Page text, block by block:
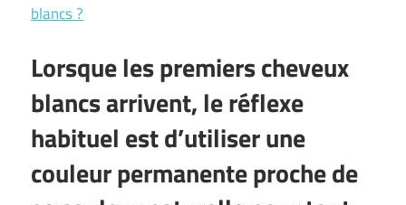
blancs ?
Lorsque les premiers cheveux
blancs arrivent, le réflexe
habituel est d’utiliser une
couleur permanente proche de